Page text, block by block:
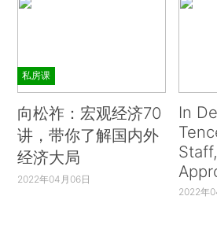
私房课
向松祚：宏观经济70
讲，带你了解国内外
经济大局
2022年04月06日
In
2022年